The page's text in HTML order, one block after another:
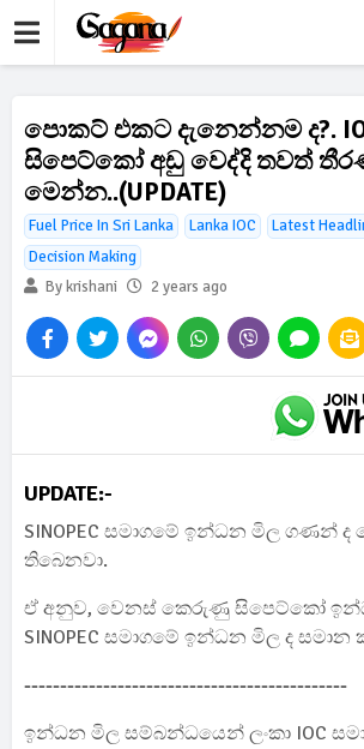
පොකට් එකට දැනෙන්නම ද?.
සිපෙට්කෝ අඩු වෙද්දි තවත්
මෙන්න..(UPDATE)
Fuel Price In Sri Lanka Lanka IOC
Latest
Decision Making
By krishani
2 years ago
UPDATE:-
SINOPEC සමාගමේ ඉන්ධන මිල ගණන්
තිබෙනවා.
ඒ අනුව, වෙනස් කෙරුණු සිපෙට්කෝ
SINOPEC සමාගමේ ඉන්ධන මිල ද සමාන
---------------------------------------------
ඉන්ධන මිල සම්බන්ධයෙන් ලංකා IOC